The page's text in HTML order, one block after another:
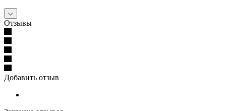
Отзывы
Добавить отзыв